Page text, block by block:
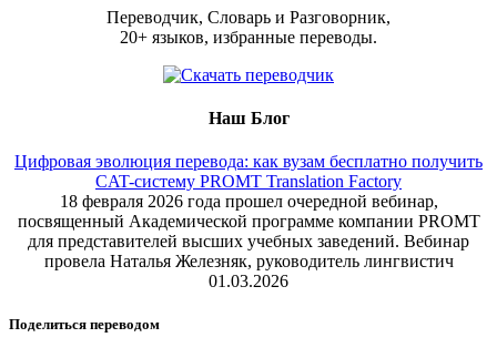
Переводчик, Словарь и Разговорник,
20+ языков, избранные переводы.
Наш Блог
Цифровая эволюция перевода: как вузам бесплатно получить
CAT-систему PROMT Translation Factory
18 февраля 2026 года прошел очередной вебинар,
посвященный Академической программе компании PROMT
для представителей высших учебных заведений. Вебинар
провела Наталья Железняк, руководитель лингвистич
01.03.2026
Поделиться переводом